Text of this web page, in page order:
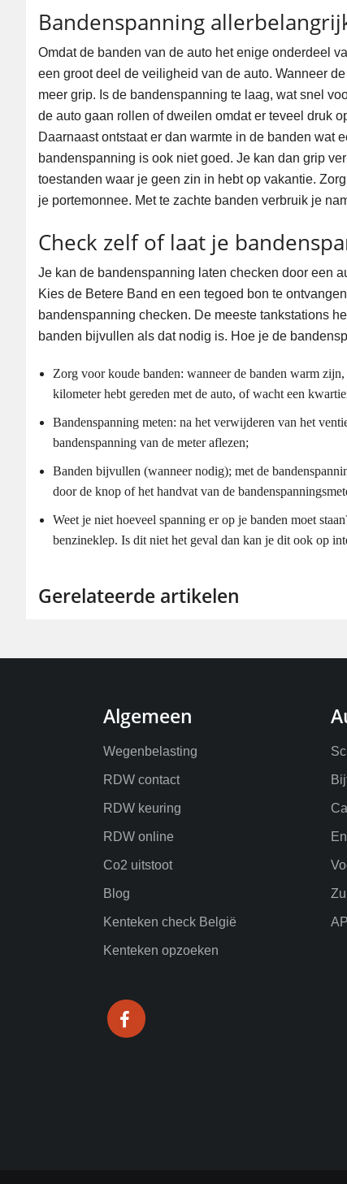
Bandenspanning
Omdat de banden van de auto het enige onderdeel
een groot deel de veiligheid van de auto. Wanneer
meer grip. Is de bandenspanning te laag, wat snel
de auto gaan rollen of dweilen omdat er teveel druk
Daarnaast ontstaat er dan warmte in de banden wat
bandenspanning is ook niet goed. Je kan dan grip
toestanden waar je geen zin in hebt op vakantie.
je portemonnee. Met te zachte banden verbruik je
Check zelf of laat je
Je kan de bandenspanning laten checken door een
Kies de Betere Band en een tegoed bon te
bandenspanning checken. De meeste tankstations
banden bijvullen als dat nodig is. Hoe je de
Zorg voor koude banden: wanneer de banden warm
kilometer hebt gereden met de auto, of wacht een
Bandenspanning meten: na het verwijderen van het
bandenspanning van de meter aflezen;
Banden bijvullen (wanneer nodig); met de
door de knop of het handvat van de
Weet je niet hoeveel spanning er op je banden moet
benzineklep. Is dit niet het geval dan kan je dit ook op
Gerelateerde artikelen
Algemeen
Wegenbelasting
RDW contact
RDW keuring
RDW online
Co2 uitstoot
Blog
Kenteken check België
Kenteken opzoeken